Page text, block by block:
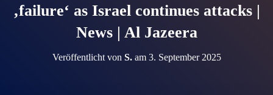
I
‚failure‘ as Israel continues attacks |
News | Al Jazeera
Veröffentlicht von S.am 3. September 2025